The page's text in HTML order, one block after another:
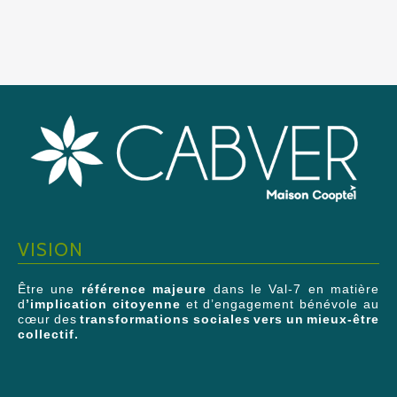
VISION
Être une référence majeure dans le Val-7 en matière
d’implication citoyenne et d’engagement bénévole au
cœur des transformations sociales vers un mieux-être
collectif.